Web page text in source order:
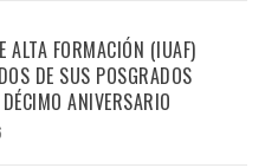
ALTA FORMACIÓN (IUAF)
DE SUS POSGRADOS
ANIVERSARIO